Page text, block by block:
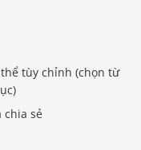
tùy chỉnh (chọn từ
chia sẻ